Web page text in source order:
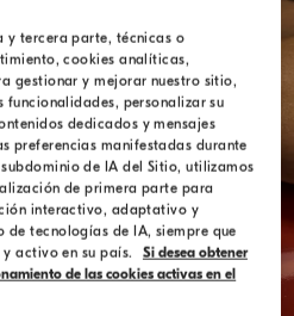
LA COLECCIÓN
y tercera parte, técnicas o
cookies analíticas,
gestionar y mejorar nuestro sitio,
personalizar su
dedicados y mensajes
preferencias manifestadas durante
de IA del Sitio, utilizamos
de primera parte para
interactivo, adaptativo y
de tecnologías de IA, siempre que
activo en su país.
Si desea obtener
de las cookies activas en el